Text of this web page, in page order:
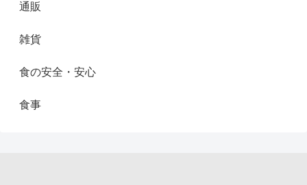
通販
雑貨
食の安全・安心
食事